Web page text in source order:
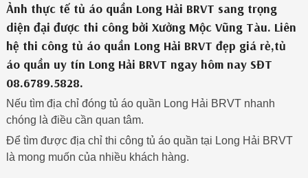
Ảnh thực tế tủ áo quần Long Hải BRVT sang trọng
diện đại được thi công bởi Xưởng Mộc Vũng Tàu. Liên
hệ thi công tủ áo quần Long Hải BRVT đẹp giá rẻ,tủ
áo quần uy tín Long Hải BRVT ngay hôm nay SĐT
08.6789.5828.
Nếu tìm địa chỉ đóng tủ áo quần Long Hải BRVT nhanh
chóng là điều cần quan tâm.
Để tìm được địa chỉ thi công tủ áo quần tại Long Hải BRVT
là mong muốn của nhiều khách hàng.